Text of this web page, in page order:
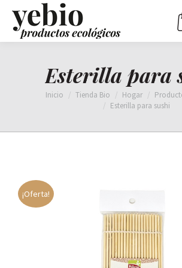
Esterilla para
Estás aquí:Inicio Tienda Bio Hogar
Esterilla para sushi
¡Oferta!